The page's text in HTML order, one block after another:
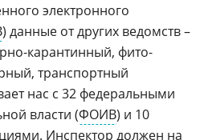
электронного
) данные от других ведомств –
карантинный, фито-
транспортный
нас с 32 федеральными
власти (ФОИВ) и 10
Инспектор должен на